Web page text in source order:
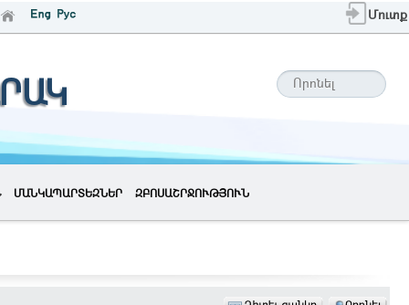
Մուտք
ՄԱՆԿԱՊԱՐՏԵԶՆԵՐ ԶԲՈՍԱՇՐՋՈՒԹՅՈՒՆ